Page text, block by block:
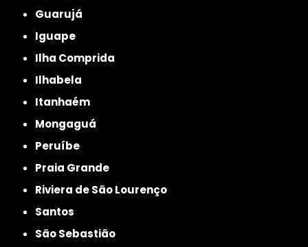
Guarujá
Iguape
Ilha Comprida
Ilhabela
Itanhaém
Mongaguá
Peruíbe
Praia Grande
Riviera de São Lourenço
Santos
São Sebastião